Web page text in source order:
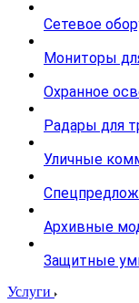
Сетевое
Мониторы
Охранное
Радары для
Уличные
Архивные
Защитные
Услуги